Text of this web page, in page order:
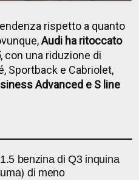
rispetto a quanto
Audi ha ritoccato
, con una riduzione di
Sportback e Cabriolet,
Advanced e S line
benzina di Q3 inquina
di meno